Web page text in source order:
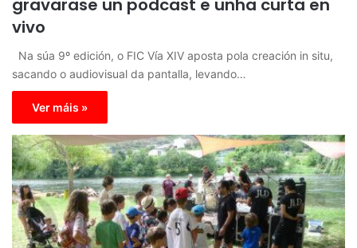
gravarase un podcast e unha curta en
vivo
Na súa 9º edición, o FIC Vía XIV aposta pola creación in situ,
sacando o audiovisual da pantalla, levando…
Ver máis »